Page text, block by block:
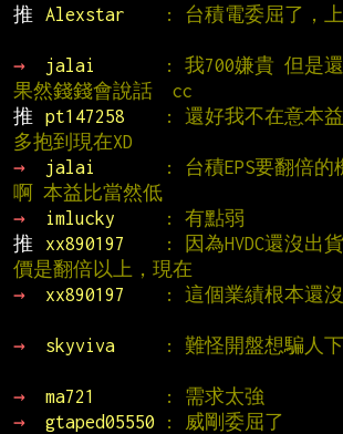
推
Alexstar
: 台積電委屈了，
→
jalai
: 我700嫌貴 但是
果然錢錢會說話  cc
推
pt147258
: 還好我不在意本
多抱到現在XD
→
jalai
: 台積EPS要翻倍的
啊 本益比當然低
→
imlucky : 有點弱
推
xx890197
: 因為HVDC還沒出
價是翻倍以上，現在
→
xx890197
: 這個業績根本還
→
skyviva
: 難怪開盤想騙人
→
ma721 : 需求太強
→
gtaped05550 : 威剛委屈了